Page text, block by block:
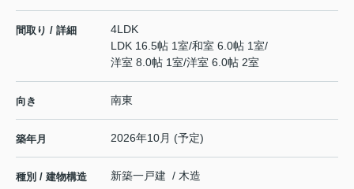
間取り / 詳細
4LDK
LDK 16.5帖 1室/和室 6.0帖 1室/
洋室 8.0帖 1室/洋室 6.0帖 2室
向き 南東
築年月 2026年10月 (予定)
種別 / 建物構造 新築一戸建 / 木造